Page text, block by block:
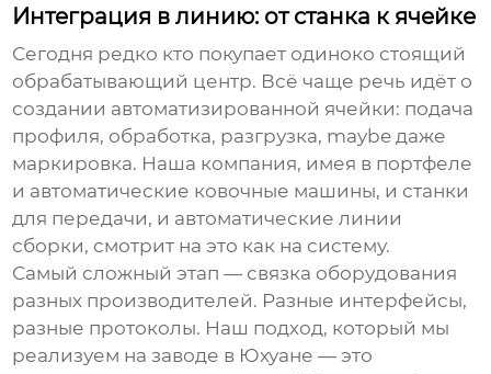
Интеграция в линию: от станка к ячейке
Сегодня редко кто покупает одиноко стоящий
обрабатывающий центр. Всё чаще речь идёт о
создании автоматизированной ячейки: подача
профиля, обработка, разгрузка, maybe даже
маркировка. Наша компания, имея в портфеле
и автоматические ковочные машины, и станки
для передачи, и автоматические линии
сборки, смотрит на это как на систему.
Самый сложный этап — связка оборудования
разных производителей. Разные интерфейсы,
разные протоколы. Наш подход, который мы
реализуем на заводе в Юхуане — это